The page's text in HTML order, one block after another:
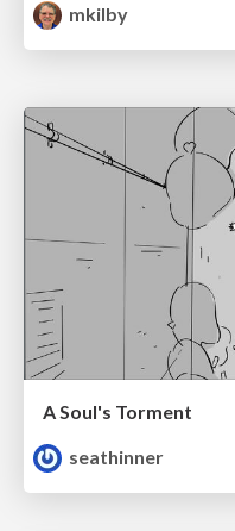
mkilby
A Soul's Torment
seathinner